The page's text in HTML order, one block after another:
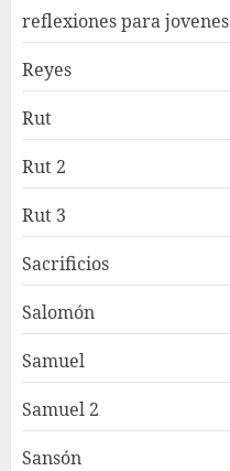
reflexiones para jovenes
Reyes
Rut
Rut 2
Rut 3
Sacrificios
Salomón
Samuel
Samuel 2
Sansón